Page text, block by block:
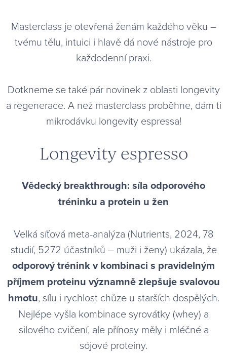
Masterclass je otevřená ženám každého věku –
tvému tělu, intuici i hlavě dá nové nástroje pro
každodenní praxi.
Dotkneme se také pár novinek z oblasti longevity
a regenerace. A než masterclass proběhne, dám ti
mikrodávku longevity espressa!
Longevity espresso
Vědecký breakthrough: síla odporového
tréninku a protein u žen
Velká síťová meta-analýza (Nutrients, 2024, 78
studií, 5272 účastníků – muži i ženy) ukázala, že
odporový trénink v kombinaci s pravidelným
příjmem proteinu významně zlepšuje svalovou
hmotu, sílu i rychlost chůze u starších dospělých.
Nejlépe vyšla kombinace syrovátky (whey) a
silového cvičení, ale přínosy měly i mléčné a
sójové proteiny.